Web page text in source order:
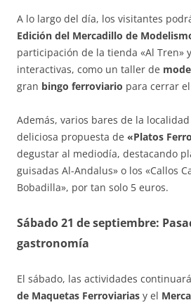
A lo largo del día, los visitantes
Edición del Mercadillo de
participación de la tienda «Al Tren»
interactivas, como un taller de
gran bingo ferroviario para cerrar
Además, varios bares de la
deliciosa propuesta de «Platos
degustar al mediodía, destacando
guisadas Al-Andalus» o los «Callos
Bobadilla», por tan solo 5 euros.
Sábado 21 de septiembre:
gastronomía
El sábado, las actividades
de Maquetas Ferroviarias y el